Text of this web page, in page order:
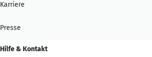
Karriere
Presse
Hilfe & Kontakt